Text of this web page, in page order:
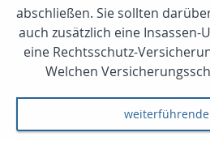
abschließen. Sie sollten
auch zusätzlich eine
eine Rechtsschutz-
Welchen
weiterführende